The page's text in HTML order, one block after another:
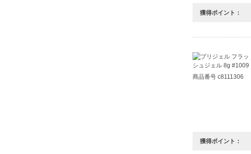
獲得ポイント：
商品番号 c8111306
獲得ポイント：